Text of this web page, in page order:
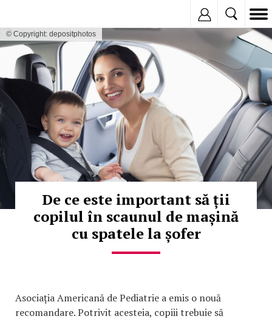
© Copyright: depositphotos
De ce este important să ții
copilul în scaunul de mașină
cu spatele la șofer
Asociația Americană de Pediatrie a emis o nouă
recomandare. Potrivit acesteia, copiii trebuie să